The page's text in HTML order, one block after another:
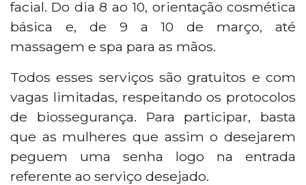
facial. Do dia 8 ao 10, orientação cosmética
básica e, de 9 a 10 de março, até
massagem e spa para as mãos.
Todos esses serviços são gratuitos e com
vagas limitadas, respeitando os protocolos
de biossegurança. Para participar, basta
que as mulheres que assim o desejarem
peguem uma senha logo na entrada
referente ao serviço desejado.